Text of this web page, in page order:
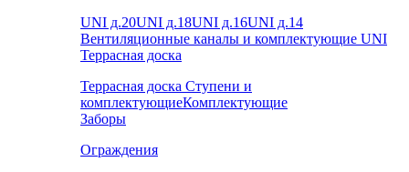
UNI д.20UNI д.18UNI д.16UNI д.14
Вентиляционные каналы и комплектующие UNI
Террасная доска
Террасная доска Ступени и
комплектующиеКомплектующие
Заборы
Ограждения